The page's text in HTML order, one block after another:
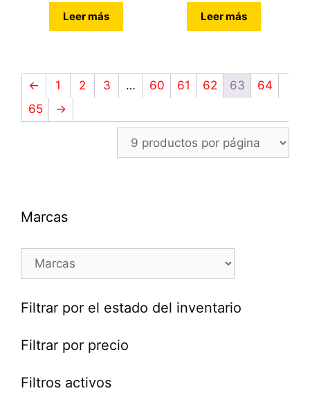
Leer más Leer más
← 1 2 3 … 60 61 62 63
64
65
→
Marcas
Filtrar por el estado del inventario
Filtrar por precio
Filtros activos